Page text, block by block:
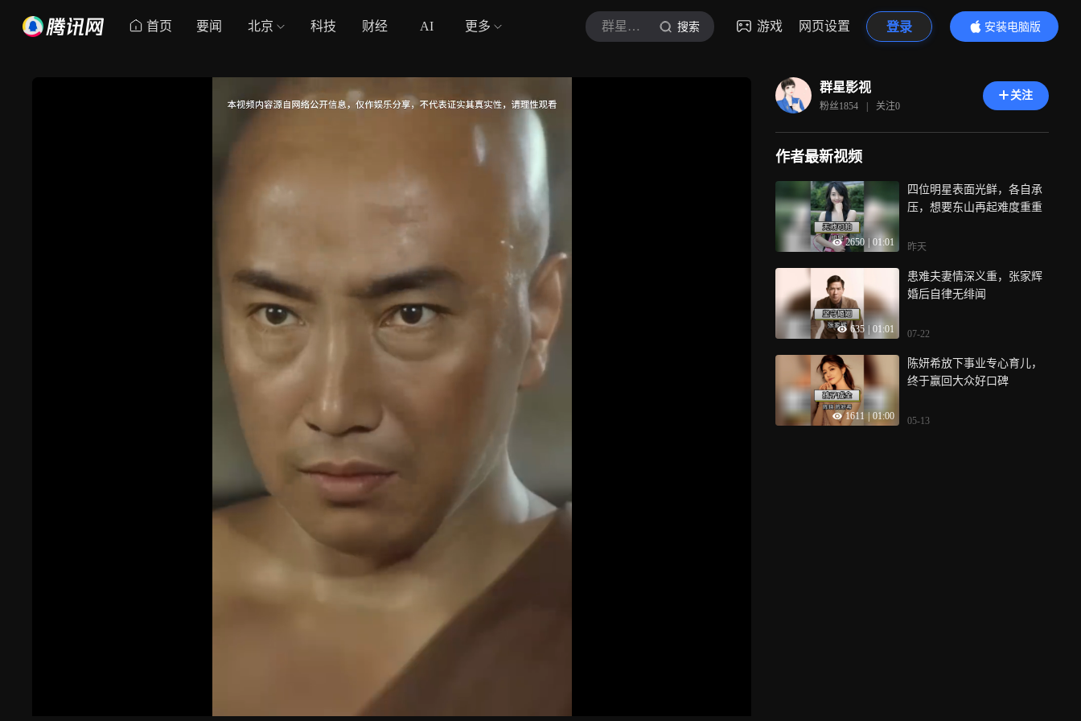
首页 要闻 北京 科技 财经 AI 更多 群星影视 搜索 游戏 网页设置 登录
安装电脑版
内容更精彩
群星影视
粉丝1854 | 关注0
关注
作者最新视频
2650 01:01
四位明星表面光鲜，各自承
压，想要东山再起难度重重
昨天
635 01:01
患难夫妻情深义重，张家辉
婚后自律无绯闻
07-22
1611 01:00
陈妍希放下事业专心育儿，
终于赢回大众好口碑
05-13